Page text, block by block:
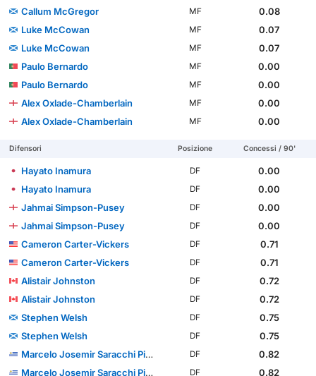
Callum McGregor
MF
0.08
Luke McCowan
MF
0.07
Luke McCowan
MF
0.07
Paulo Bernardo
MF
0.00
Paulo Bernardo
MF
0.00
Alex Oxlade-Chamberlain
MF
0.00
Alex Oxlade-Chamberlain
MF 0.00
Difensori Posizione Concessi / 90'
Hayato Inamura DF
0.00
Hayato Inamura
DF
0.00
Jahmai Simpson-Pusey
DF
0.00
Jahmai Simpson-Pusey
DF
0.00
Cameron Carter-Vickers
DF
0.71
Cameron Carter-Vickers
DF
0.71
Alistair Johnston
DF
0.72
Alistair Johnston
DF
0.72
Stephen Welsh
DF
0.75
Stephen Welsh
DF
0.75
Marcelo Josemir Saracchi Pintos
DF
0.82
Marcelo Josemir Saracchi Pintos
DF 0.82